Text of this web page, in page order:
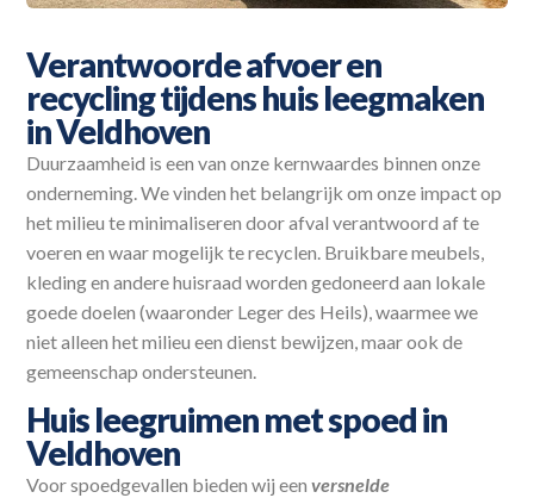
Verantwoorde afvoer en
recycling tijdens huis leegmaken
in Veldhoven
Duurzaamheid is een van onze kernwaardes binnen onze
onderneming. We vinden het belangrijk om onze impact op
het milieu te minimaliseren door afval verantwoord af te
voeren en waar mogelijk te recyclen. Bruikbare meubels,
kleding en andere huisraad worden gedoneerd aan lokale
goede doelen (waaronder Leger des Heils), waarmee we
niet alleen het milieu een dienst bewijzen, maar ook de
gemeenschap ondersteunen.
Huis leegruimen met spoed in
Veldhoven
Voor spoedgevallen bieden wij eenversnelde